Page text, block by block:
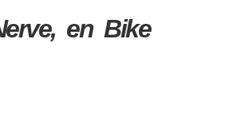
en Bike